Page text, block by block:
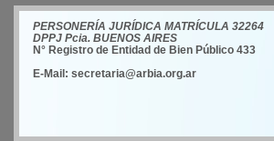
PERSONERÍA JURÍDICA MATRÍCULA 32264
DPPJ Pcia. BUENOS AIRES
N° Registro de Entidad de Bien Público 433
E-Mail: secretaria@arbia.org.ar